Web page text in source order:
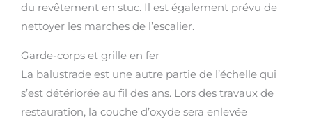
du revêtement en stuc. Il est également prévu de
nettoyer les marches de l’escalier.
Garde-corps et grille en fer
La balustrade est une autre partie de l’échelle qui
s’est détériorée au fil des ans. Lors des travaux de
restauration, la couche d’oxyde sera enlevée